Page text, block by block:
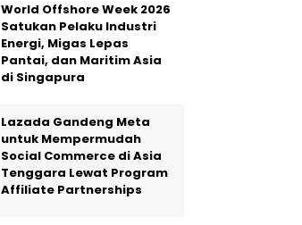
World Offshore Week 2026
Satukan Pelaku Industri
Energi, Migas Lepas
Pantai, dan Maritim Asia
di Singapura
Lazada Gandeng Meta
untuk Mempermudah
Social Commerce di Asia
Tenggara Lewat Program
Affiliate Partnerships